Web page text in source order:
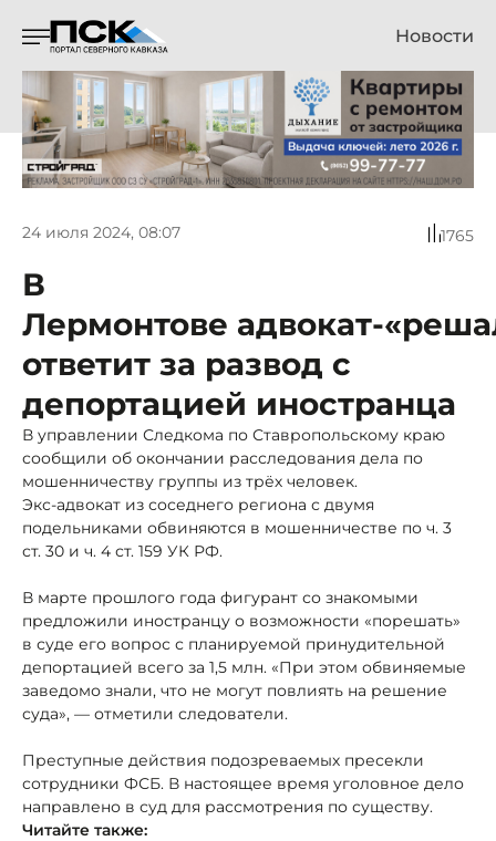
Новости
24 июля 2024, 08:07 1765
В
Лермонтове адвокат-
ответит за развод с
депортацией иностранца
В управлении Следкома по Ставропольскому краю
сообщили об окончании расследования дела по
мошенничеству группы из трёх человек.
Экс-адвокат из соседнего региона с двумя
подельниками обвиняются в мошенничестве по ч. 3
ст. 30 и ч. 4 ст. 159 УК РФ.
В марте прошлого года фигурант со знакомыми
предложили иностранцу о возможности «порешать»
в суде его вопрос с планируемой принудительной
депортацией всего за 1,5 млн. «При этом обвиняемые
заведомо знали, что не могут повлиять на решение
суда», — отметили следователи.
Преступные действия подозреваемых пресекли
сотрудники ФСБ. В настоящее время уголовное дело
направлено в суд для рассмотрения по существу.
Читайте также: